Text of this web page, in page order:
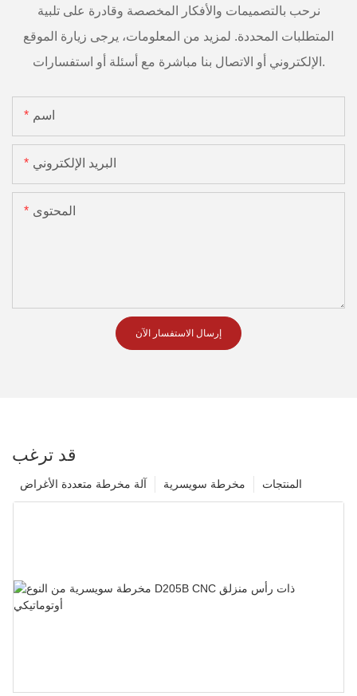
نرحب بالتصميمات والأفكار المخصصة وقادرة على تلبية
المتطلبات المحددة. لمزيد من المعلومات، يرجى زيارة الموقع
الإلكتروني أو الاتصال بنا مباشرة مع أسئلة أو استفسارات.
اسم
البريد الإلكتروني
المحتوى
إرسال الاستفسار الآن
قد ترغب
المنتجات مخرطة سويسرية آلة مخرطة متعددة الأغراض